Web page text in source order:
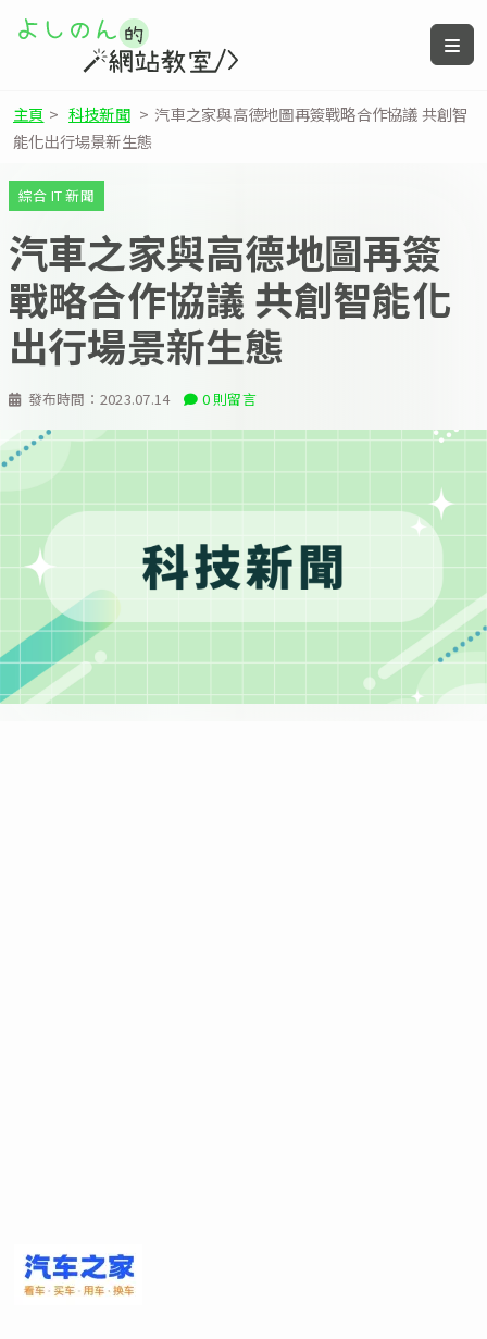
主頁 > 科技新聞 > 汽車之家與高德地圖再簽戰略合作協議 共創智
能化出行場景新生態
發布時間： 2023.07.14 0 則留言
綜合 IT 新聞
汽車之家與高德地圖再簽
戰略合作協議 共創智能化
出行場景新生態